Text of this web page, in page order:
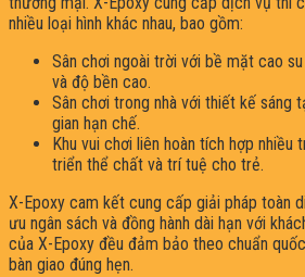
nhiều loại hình khác nhau, bao gồm:​
Sân chơi ngoài trời với bề mặt cao
và độ bền cao.​
Sân chơi trong nhà với thiết kế sáng
gian hạn chế.​
Khu vui chơi liên hoàn tích hợp nhiều
triển thể chất và trí tuệ cho trẻ.
X-Epoxy cam kết cung cấp giải pháp toàn
ưu ngân sách và đồng hành dài hạn với
của X-Epoxy đều đảm bảo theo chuẩn
bàn giao đúng hẹn.